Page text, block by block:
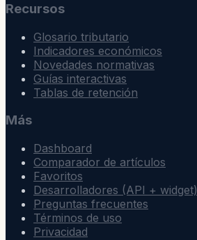
Recursos
Glosario tributario
Indicadores económicos
Novedades normativas
Guías interactivas
Tablas de retención
Más
Dashboard
Comparador de artículos
Favoritos
Desarrolladores (API + widget)
Preguntas frecuentes
Términos de uso
Privacidad